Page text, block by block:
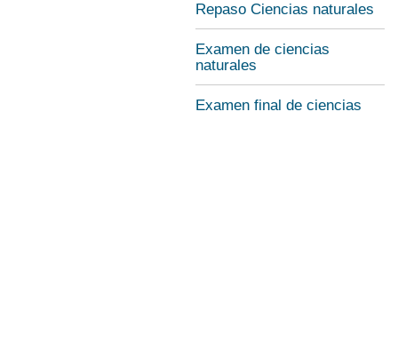
Repaso Ciencias naturales
Examen de ciencias
naturales
Examen final de ciencias